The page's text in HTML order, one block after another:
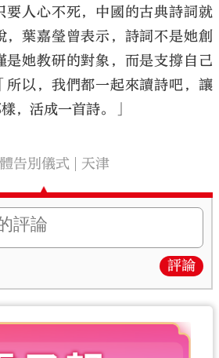
要人心不死，中國的古典詩詞就
，葉嘉瑩曾表示，詩詞不是她創
是她教研的對象，而是支撐自己
所以，我們都一起來讀詩吧，讓
，活成一首詩。」
告別儀式 天津
評論